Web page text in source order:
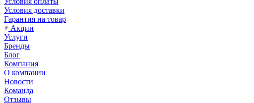
Условия доставки
Гарантия на товар
Акции
Услуги
Бренды
Блог
Компания
О компании
Новости
Команда
Отзывы